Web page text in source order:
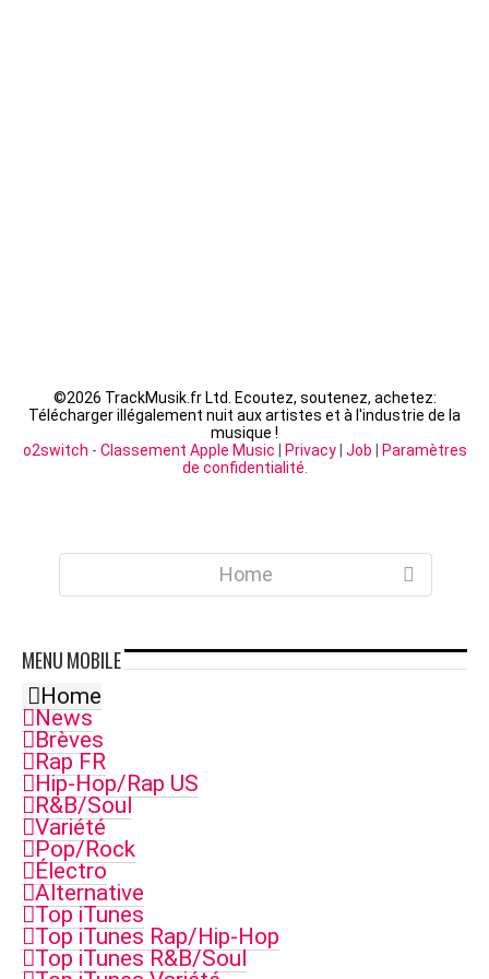
©2026 TrackMusik.fr Ltd. Ecoutez, soutenez, achetez:
Télécharger illégalement nuit aux artistes et à l'industrie de la
musique !
o2switch - Classement Apple Music Privacy| Job
Paramètres
de confidentialité
Home
MENUMOBILE
Home
News
Brèves
Rap FR
Hip-Hop/Rap US
R&B/Soul
Variété
Pop/Rock
Électro
Alternative
Top iTunes
Top iTunes Rap/Hip-Hop
Top iTunes R&B/Soul